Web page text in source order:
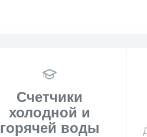
Счетчики
холодной и
горячей воды